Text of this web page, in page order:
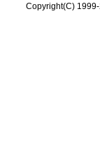
Copyright(C)